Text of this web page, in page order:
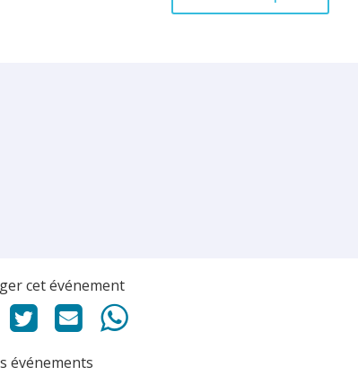
cet événement
événements